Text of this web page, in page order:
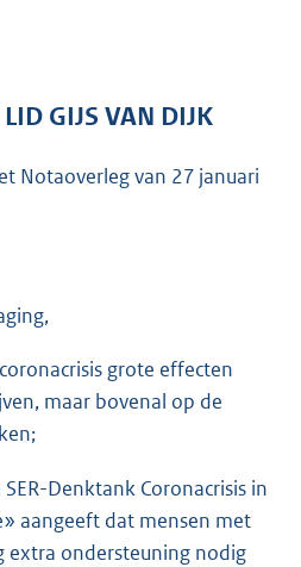
b
GIJS VAN DIJK
Notaoverleg van 27 januari
grote effecten
maar bovenal op de
Denktank Coronacrisis in
aangeeft dat mensen met
extra ondersteuning nodig